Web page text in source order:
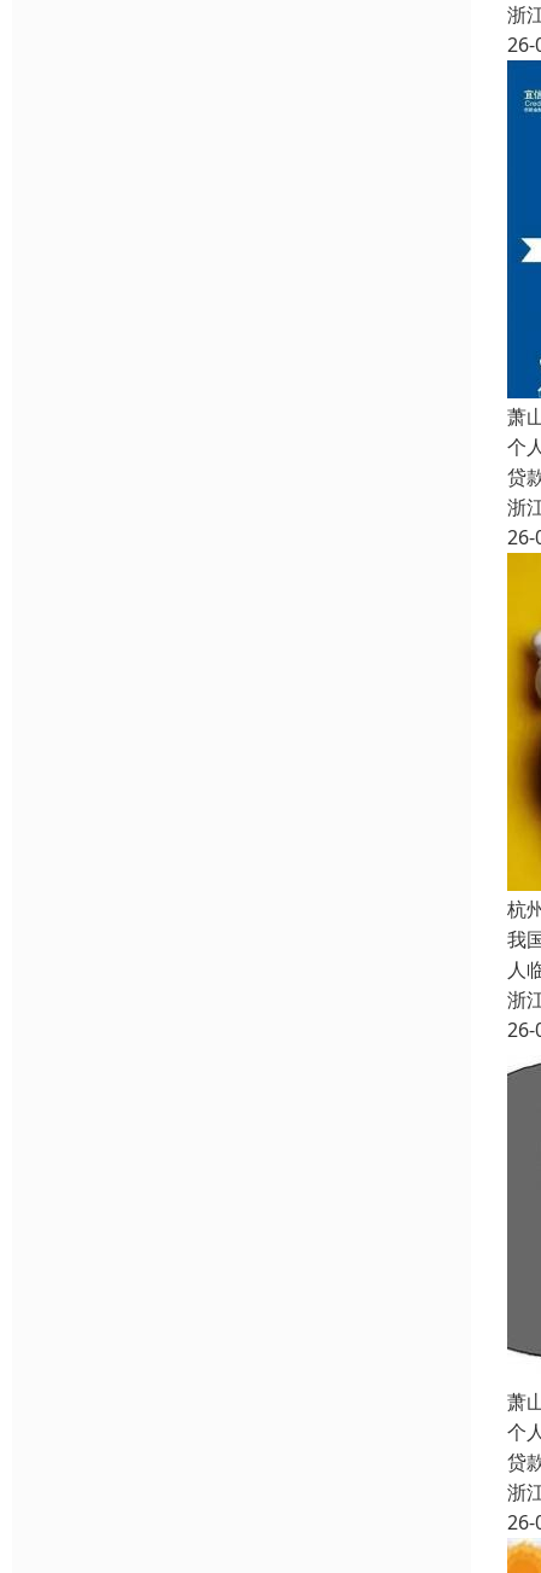
浙
26-
萧
个
贷
浙
26-
杭
我
人
浙
26-
萧
个
贷
浙
26-